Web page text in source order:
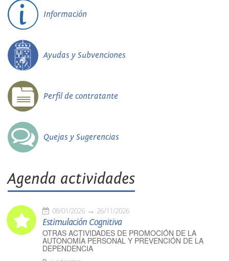
Información
Ayudas y Subvenciones
Perfil de contratante
Quejas y Sugerencias
Agenda actividades
08/01/2026 26/11/2026
Estimulación Cognitiva
OTRAS ACTIVIDADES DE PROMOCIÓN DE LA
AUTONOMÍA PERSONAL Y PREVENCIÓN DE LA
DEPENDENCIA